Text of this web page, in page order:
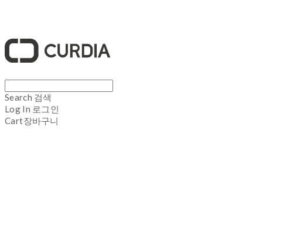
Search 검색
Log In 로그인
Cart장바구니